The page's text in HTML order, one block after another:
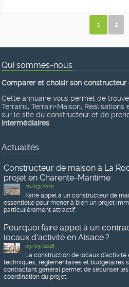
1 2
Qui sommes-nous
Comparer et choisir son
Cette annuaire vous permet de
Terrains, Terrain+Maison,
sur le site du constructeur et de
intermédiaires
Actualités
Constructeur de maison à La
projet en Charente-Maritime
26/03/2026
Faire appel à un constructeur de
essentielle pour mener à bien un projet
particulièrement attractif.
Pourquoi faire appel à un
locaux d’activité en Alsace ?
09/03/2026
La construction de locaux
techniques, réglementaires et budgétaires
contractant général permet de sécuriser
coordination du projet.